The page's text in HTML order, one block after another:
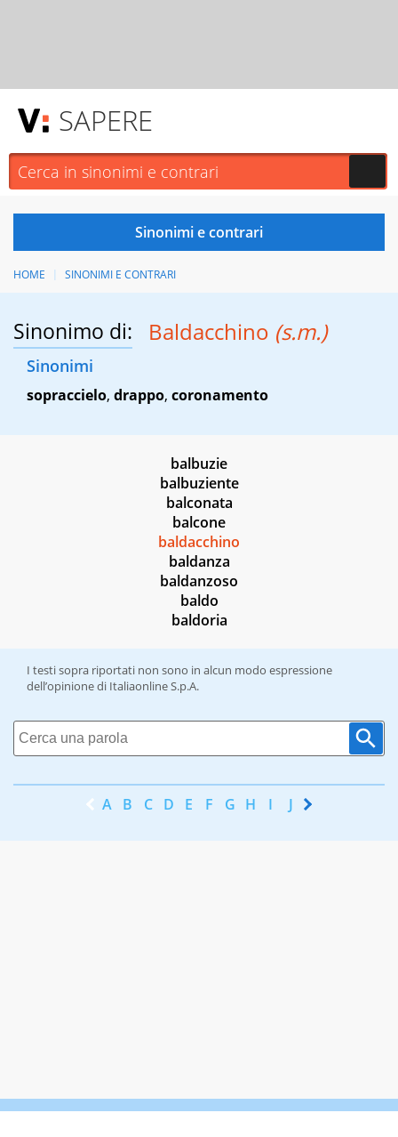
SAPERE
HOME SINONIMI E CONTRARI
Sinonimo di: Baldacchino (s.m.)
Sinonimi
sopraccielo, drappo, coronamento
balbuzie
balbuziente
balconata
balcone
baldacchino
baldanza
baldanzoso
baldo
baldoria
I testi sopra riportati non sono in alcun modo espressione
dell’opinione di Italiaonline S.p.A.
A B C D E F G H I J K